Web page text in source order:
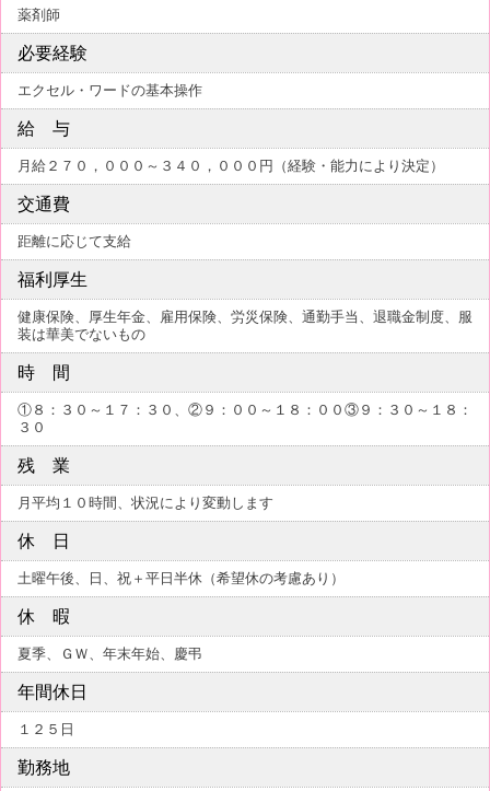
薬剤師
必要経験
エクセル・ワードの基本操作
給 与
月給２７０，０００～３４０，０００円（経験・能力により決定）
交通費
距離に応じて支給
福利厚生
健康保険、厚生年金、雇用保険、労災保険、通勤手当、退職金制度、服
装は華美でないもの
時 間
①８：３０～１７：３０、②９：００～１８：００③９：３０～１８：
３０
残 業
月平均１０時間、状況により変動します
休 日
土曜午後、日、祝＋平日半休（希望休の考慮あり）
休 暇
夏季、ＧＷ、年末年始、慶弔
年間休日
１２５日
勤務地